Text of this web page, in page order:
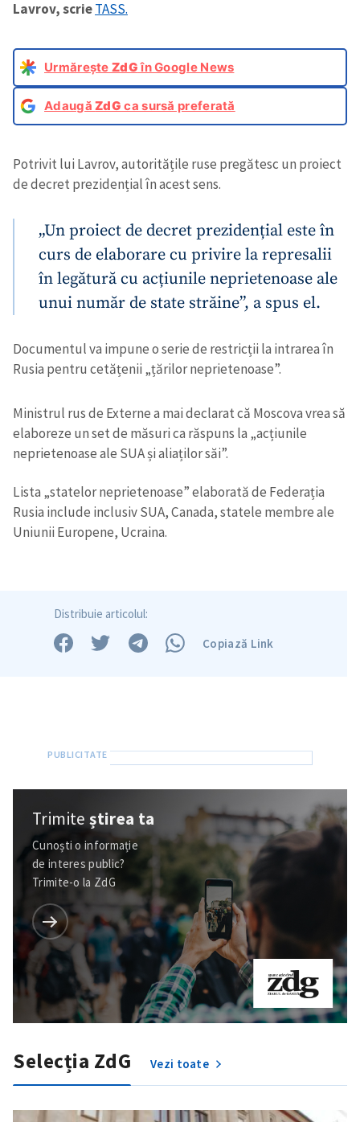
Lavrov, scrieTASS.
Urmărește ZdGîn Google News
AdaugăZdG ca sursă preferată
Potrivit lui Lavrov, autoritățile ruse pregătesc un proiect
de decret prezidențial în acest sens.
„Un proiect de decret prezidențial este în
curs de elaborare cu privire la represalii
în legătură cu acțiunile neprietenoase ale
unui număr de state străine”, a spus el.
Documentul va impune o serie de restricții la intrarea în
Rusia pentru cetățenii „țărilor neprietenoase”.
Ministrul rus de Externe a mai declarat că Moscova vrea să
elaboreze un set de măsuri ca răspuns la „acțiunile
neprietenoase ale SUA și aliaților săi”.
Lista „statelor neprietenoase” elaborată de Federația
Rusia include inclusiv SUA, Canada, statele membre ale
Uniunii Europene, Ucraina.
Distribuie articolul:
Copiază Link
Trimiteștirea ta
Cunoști o informație
de interes public?
Trimite-o la ZdG
Selecția ZdG Vezi toate